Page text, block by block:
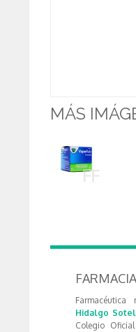
MÁS
Farmacéutica
Hidalgo
Colegio